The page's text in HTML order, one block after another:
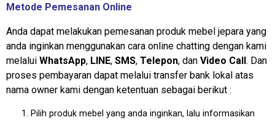
Metode Pemesanan Online
Anda dapat melakukan pemesanan produk mebel jepara yang
anda inginkan menggunakan cara online chatting dengan kami
melalui WhatsApp, LINE, SMS, Telepon, dan Video Call. Dan
proses pembayaran dapat melalui transfer bank lokal atas
nama owner kami dengan ketentuan sebagai berikut :
Pilih produk mebel yang anda inginkan, lalu informasikan